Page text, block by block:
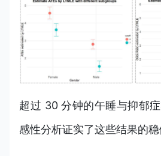
超过 30 分钟的午睡与抑郁
感性分析证实了这些结果的稳